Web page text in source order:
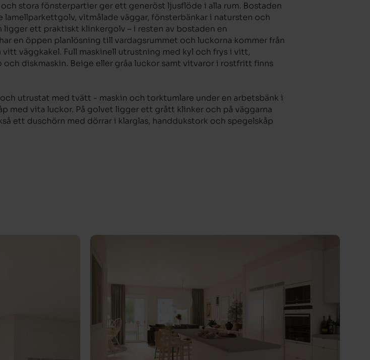
stora fönsterpartier ger ett generöst ljusflöde i alla rum. Bostaden
vitmålade väggar, fönsterbänkar i natursten och
ligger ett praktiskt klinkergolv – i resten av bostaden en
en öppen planlösning till vardagsrummet och luckorna kommer från
vitt väggkakel. Full maskinell utrustning med kyl och frys i vitt,
diskmaskin. Beige eller gråa luckor samt vitvaror i rostfritt finns
utrustat med tvätt - maskin och torktumlare under en arbetsbänk i
med vita luckor. På golvet ligger ett grått klinker och på väggarna
ett duschörn med dörrar i klarglas, handdukstork och spegelskåp